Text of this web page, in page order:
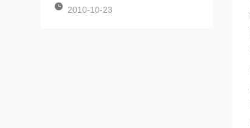
2010-10-23